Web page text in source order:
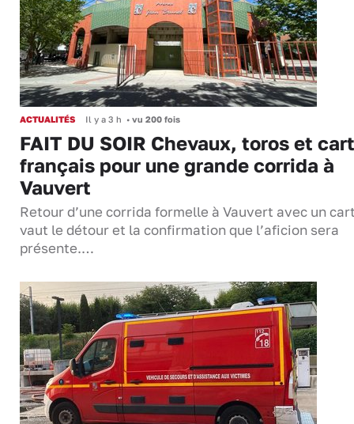
ACTUALITÉS Il y a 3 h • vu 200 fois
FAIT DU SOIR Chevaux, toros et
français pour une grande corrida à
Vauvert
Retour d’une corrida formelle à Vauvert avec un
vaut le détour et la confirmation que l’aficion sera
présente.…